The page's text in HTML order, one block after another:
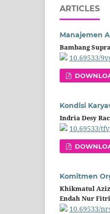
ARTICLES
Manajemen
Bambang
10.69533/
Kondisi
Indria Desy
10.69533/
Komitmen
Khikmatul
Endah Nur
10.69533/